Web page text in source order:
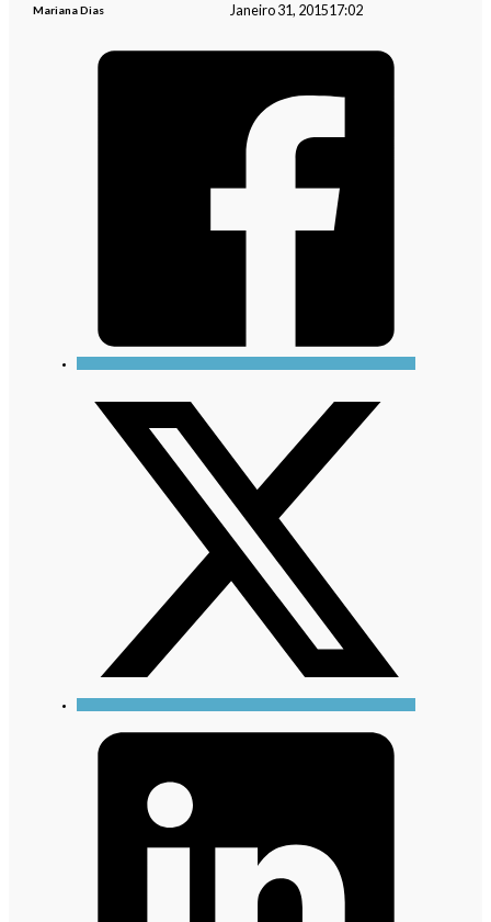
Mariana Dias Janeiro 31, 201517:02